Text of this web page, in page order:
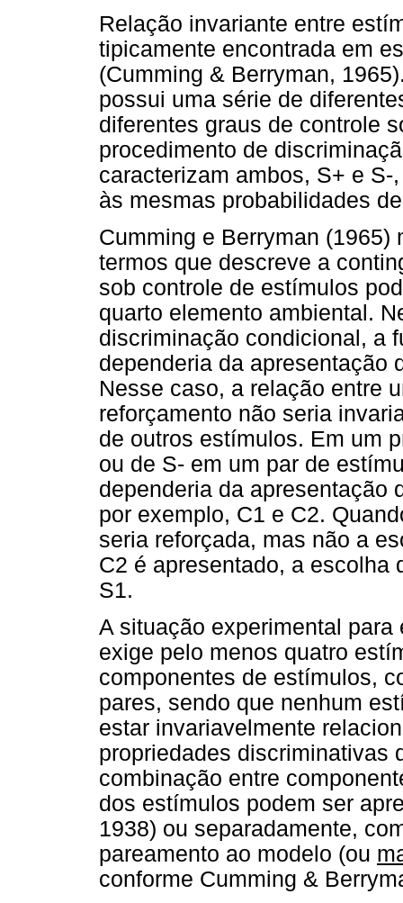
Relação invariante entre
tipicamente encontrada em
(Cumming & Berryman,
possui uma série de
diferentes graus de controle
procedimento de
caracterizam ambos, S+ e
às mesmas probabilidades
Cumming e Berryman (1965)
termos que descreve a
sob controle de estímulos
quarto elemento ambiental.
discriminação condicional, a
dependeria da apresentação
Nesse caso, a relação entre
reforçamento não seria
de outros estímulos. Em um
ou de S- em um par de
dependeria da apresentação
por exemplo, C1 e C2.
seria reforçada, mas não a
C2 é apresentado, a escolha
S1.
A situação experimental
exige pelo menos quatro
componentes de estímulos,
pares, sendo que nenhum
estar invariavelmente
propriedades discriminativas
combinação entre
dos estímulos podem ser
1938) ou separadamente,
pareamento ao modelo (ou
conforme Cumming &